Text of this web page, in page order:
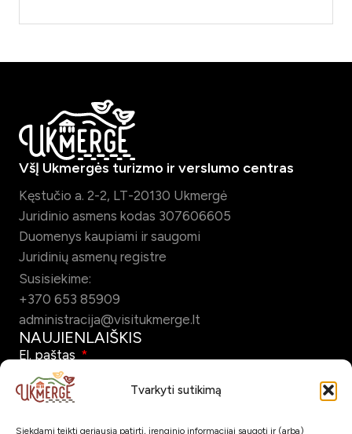
Tvarkyti sutikimą
Siekdami teikti geriausią patirtį, įrenginio informacijai saugoti ir (arba)
VšĮ Ukmergės turizmo ir verslumo centras
Kęstučio a. 2-2, LT-20130 Ukmergė
Juridinio asmens kodas 307606605
Duomenys kaupiami ir saugomi
Juridinių asmenų registre
Susisiekime:
+370 653 85909
administracija@visitukmerge.lt
NAUJIENLAIŠKIS
El. paštas